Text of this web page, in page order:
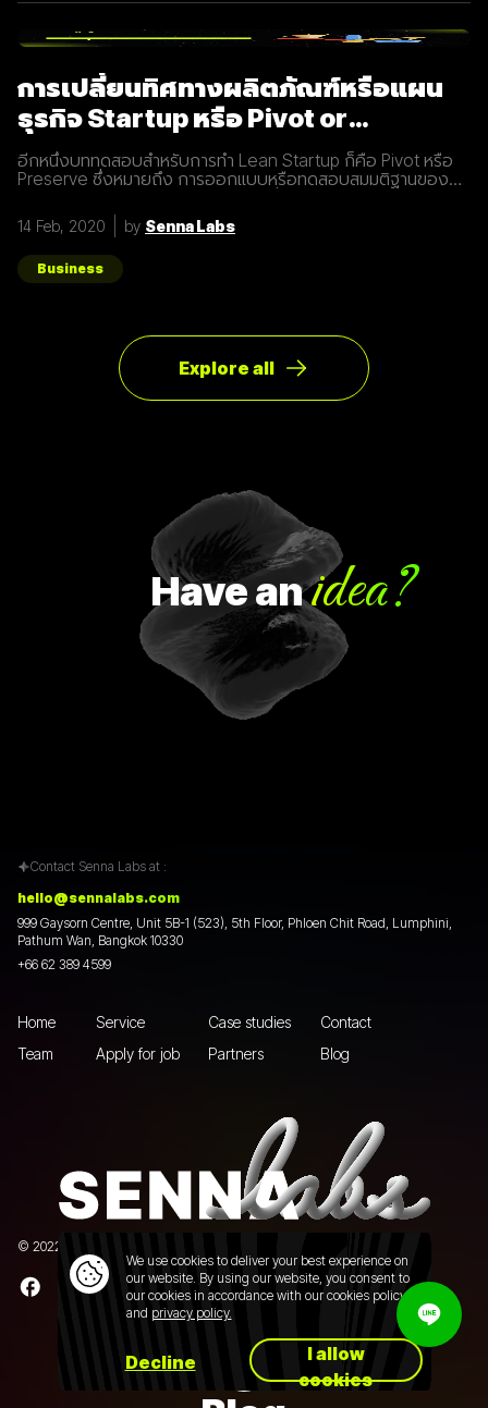
We use cookies to deliver your best experience on
our website. By using our website, you consent to
our cookies in accordance with our cookies policy
and privacy policy.
Decline
I allow
cookies
การเปลี่ยนทิศทางผลิตภัณฑ์หรือแผน
ธุรกิจ Startup หรือ Pivot or
Preserve
อีกหนึ่งบททดสอบสำหรับการทำ Lean Startup ก็คือ Pivot หรือ
Preserve ซึ่งหมายถึง การออกแบบหรือทดสอบสมมติฐานของ
ที่คาดคิด จึงต้องเปลี่ยนทิศทางเพื่อให้ตอบโจทย์ความต้องการ
ของผู้ใช้ให้มากที่สุด ตัวอย่างการทำ Pivot ตอนแรก Groupon เป็น
Online Activism Platform คือแพลตฟอร์มที่มีไว้เพื่อสร้าง
แคมเปญรณรงค์หรือการเปลี่ยนแปลงบางอย่างในสังคม ซึ่งตอน
แรกแทบจะไม่มีคนเข้ามาใช้งานเลย และแล้วผู้ก่อตั้ง Groupon ก็ได้
ทิศทางหรือ Pivot จากกลุ่มลูกค้าเดิมเป็นกลุ่มลูกค้าจริง Pivot ถูก
แบ่งออกเป็น 8 ประเภท Customer Need
14 Feb, 2020 by Senna Labs
Business
Explore all
Haveanidea?
Contact Senna Labs at :
hello@sennalabs.com
999 Gaysorn Centre, Unit 5B-1 (523), 5th Floor, Phloen Chit Road, Lumphini,
Pathum Wan, Bangkok 10330
+66 62 389 4599
Home Service Case studies
Contact
Team
Apply for job Partners Blog
© 2022 Senna Labs Co., Ltd.All rights reserved. |